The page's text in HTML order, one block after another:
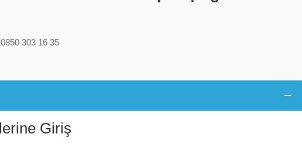
0850 303 16 35
Giriş